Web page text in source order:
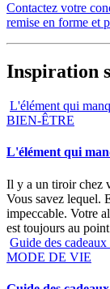
Contactez votre
remise en forme et
Inspiration
L'élément qui
BIEN-ÊTRE
L'élément qui
Il y a un tiroir chez
Vous savez lequel.
impeccable. Votre
est toujours au
Guide des
MODE DE VIE